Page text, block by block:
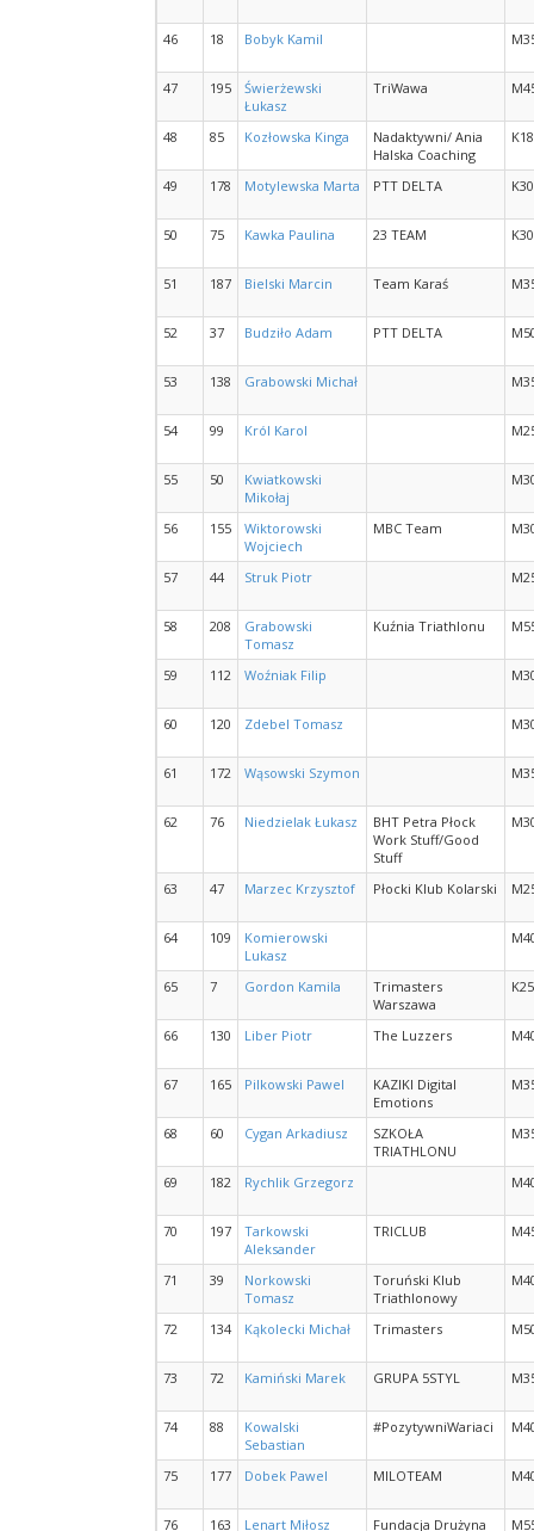
46 18 Bobyk Kamil
47 195
Świerżewski
Łukasz
TriWawa
48 85 Kozłowska Kinga
Nadaktywni/ Ania
Halska Coaching
K18
49 178 Motylewska Marta PTT DELTA K30
50 75 Kawka Paulina 23 TEAM K30
51 187 Bielski Marcin Team Karaś
52 37 Budziło Adam PTT DELTA
53 138 Grabowski Michał
54 99 Król Karol
55 50
Kwiatkowski
Mikołaj
56 155
Wiktorowski
Wojciech
MBC Team
57 44 Struk Piotr
58 208
Grabowski
Tomasz
Kuźnia Triathlonu
59 112 Woźniak Filip
60 120 Zdebel Tomasz
61 172 Wąsowski Szymon
62 76 Niedzielak Łukasz
BHT Petra Płock
Work Stuff/Good
Stuff
63 47 Marzec Krzysztof Płocki Klub Kolarski
64 109
Komierowski
Lukasz
65 7 Gordon Kamila
Trimasters
Warszawa
K25
66 130 Liber Piotr The Luzzers
67 165 Pilkowski Pawel
KAZIKI Digital
Emotions
68 60 Cygan Arkadiusz
SZKOŁA
TRIATHLONU
69 182 Rychlik Grzegorz
70 197
Tarkowski
Aleksander
TRICLUB
71 39
Norkowski
Tomasz
Toruński Klub
Triathlonowy
72 134 Kąkolecki Michał Trimasters
73 72 Kamiński Marek GRUPA 5STYL
74 88
Kowalski
Sebastian
#PozytywniWariaci
75 177 Dobek Pawel MILOTEAM
76 163 Lenart Miłosz Fundacja Drużyna